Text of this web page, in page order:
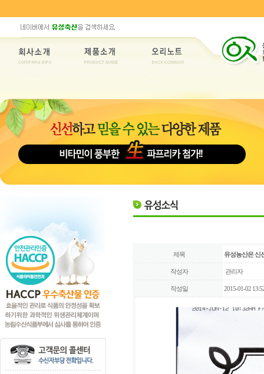
제목 유성농산은 신
작성자 관리자
작성일 2015-01-02